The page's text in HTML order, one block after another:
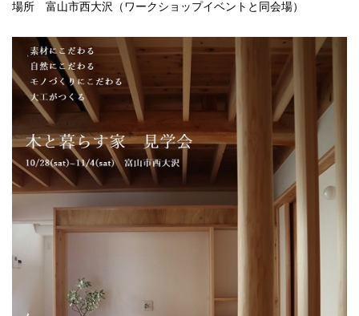
場所 富山市西大沢（ワークショップイベントと同会場）